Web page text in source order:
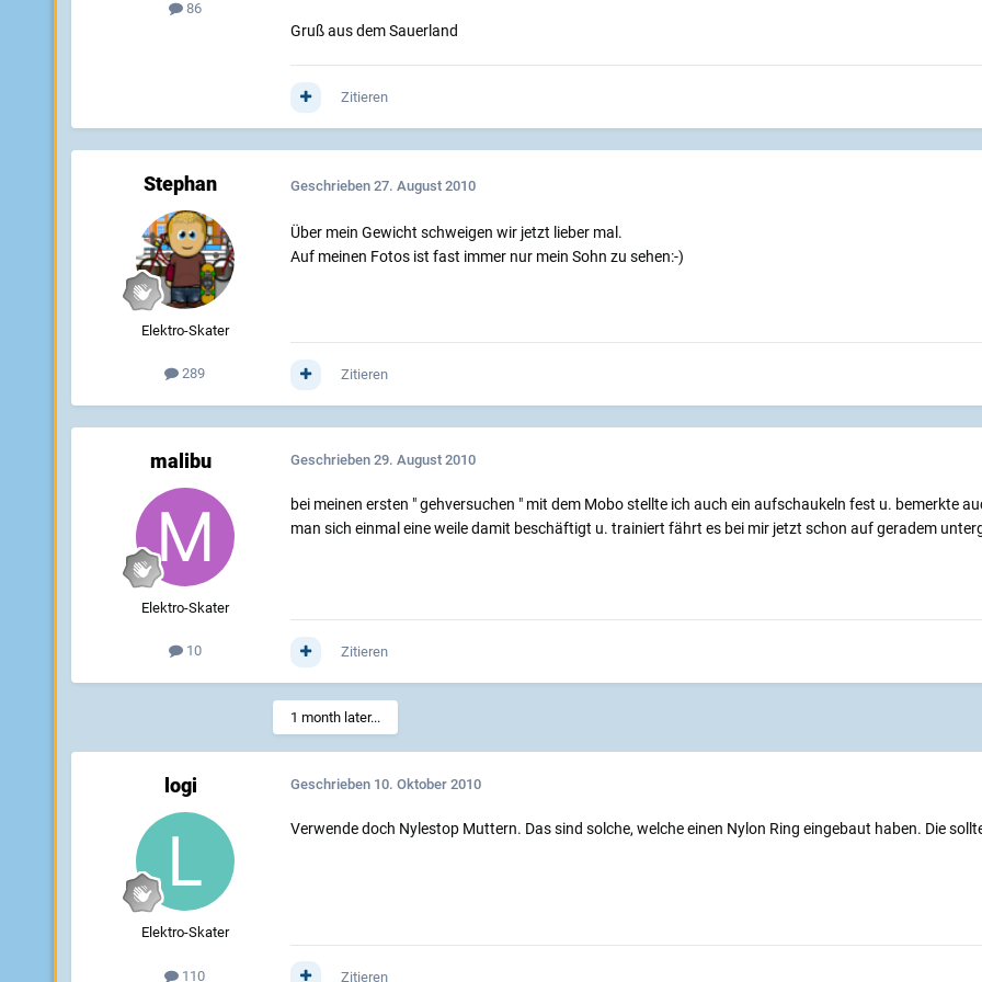
86
Gruß aus dem Sauerland
Zitieren
Stephan
Elektro-Skater
289
Geschrieben 27. August 2010
Über mein Gewicht schweigen wir jetzt lieber mal.
Auf meinen Fotos ist fast immer nur mein Sohn zu sehen:-)
Zitieren
malibu
Elektro-Skater
10
Geschrieben 29. August 2010
bei meinen ersten " gehversuchen " mit dem Mobo stellte ich auch ein aufschaukeln fest u. bemerkte
man sich einmal eine weile damit beschäftigt u. trainiert fährt es bei mir jetzt schon auf geradem
Zitieren
1 month later...
logi
Elektro-Skater
110
Geschrieben 10. Oktober 2010
Verwende doch Nylestop Muttern. Das sind solche, welche einen Nylon Ring eingebaut haben. Die
Zitieren